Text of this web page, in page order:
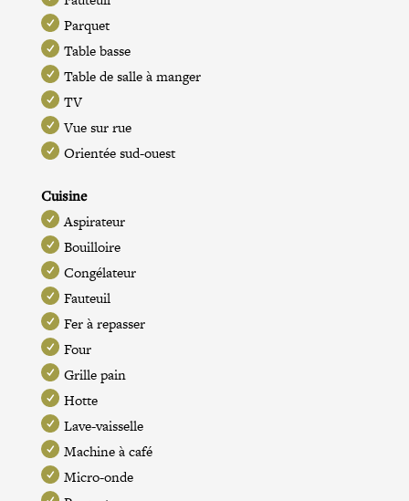
Parquet
Table basse
Table de salle à manger
TV
Vue sur rue
Orientée sud-ouest
Cuisine
Aspirateur
Bouilloire
Congélateur
Fauteuil
Fer à repasser
Four
Grille pain
Hotte
Lave-vaisselle
Machine à café
Micro-onde